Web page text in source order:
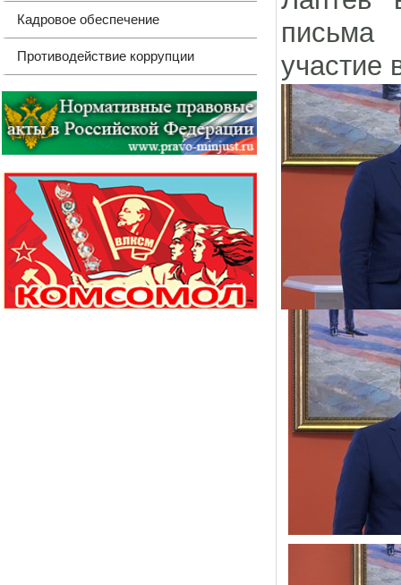
Кадровое обеспечение
Противодействие коррупции
письма
участие